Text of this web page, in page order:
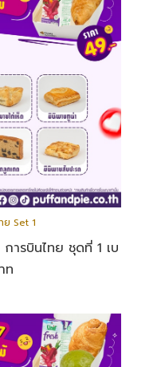
Set 1
ารบินไทย ชุดที่ 1 เบ
ท